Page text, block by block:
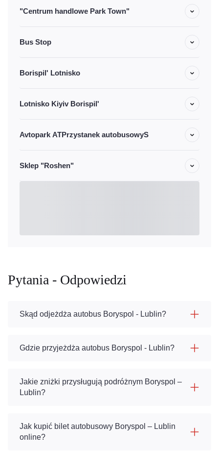
"Centrum handlowe Park Town"
Bus Stop
Borispil' Lotnisko
Lotnisko Kiyiv Borispil'
Avtopark ATPrzystanek autobusowyS
Sklep "Roshen"
Pytania - Odpowiedzi
Skąd odjeżdża autobus Boryspol - Lublin?
Gdzie przyjeżdża autobus Boryspol - Lublin?
Jakie zniżki przysługują podróżnym Boryspol –
Lublin?
Jak kupić bilet autobusowy Boryspol – Lublin
online?